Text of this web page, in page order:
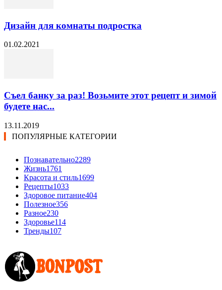
Дизайн для комнаты подростка
01.02.2021
Съел банку за раз! Возьмите этот рецепт и зимой
будете нас...
13.11.2019
ПОПУЛЯРНЫЕ КАТЕГОРИИ
Познавательно2289
Жизнь1761
Красота и стиль1699
Рецепты1033
Здоровое питание404
Полезное356
Разное230
Здоровье114
Тренды107